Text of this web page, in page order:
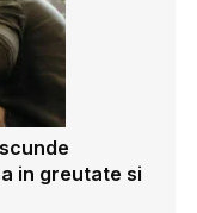
in greutate si